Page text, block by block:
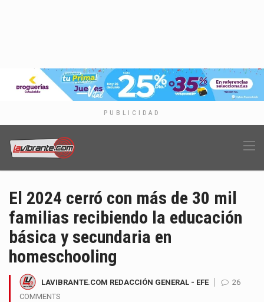
PUBLICIDAD
El 2024 cerró con más de 30 mil
familias recibiendo la educación
básica y secundaria en
homeschooling
LAVIBRANTE.COM REDACCIÓN GENERAL - EFE
26
COMMENTS